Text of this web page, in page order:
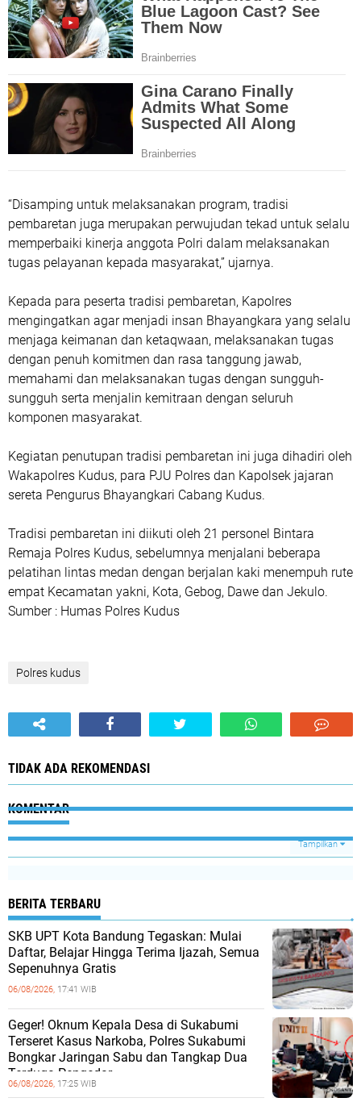
“Disamping untuk melaksanakan program, tradisi
pembaretan juga merupakan perwujudan tekad untuk selalu
memperbaiki kinerja anggota Polri dalam melaksanakan
tugas pelayanan kepada masyarakat,” ujarnya.
Kepada para peserta tradisi pembaretan, Kapolres
mengingatkan agar menjadi insan Bhayangkara yang selalu
menjaga keimanan dan ketaqwaan, melaksanakan tugas
dengan penuh komitmen dan rasa tanggung jawab,
memahami dan melaksanakan tugas dengan sungguh-
sungguh serta menjalin kemitraan dengan seluruh
komponen masyarakat.
Kegiatan penutupan tradisi pembaretan ini juga dihadiri oleh
Wakapolres Kudus, para PJU Polres dan Kapolsek jajaran
sereta Pengurus Bhayangkari Cabang Kudus.
Tradisi pembaretan ini diikuti oleh 21 personel Bintara
Remaja Polres Kudus, sebelumnya menjalani beberapa
pelatihan lintas medan dengan berjalan kaki menempuh rute
empat Kecamatan yakni, Kota, Gebog, Dawe dan Jekulo.
Sumber : Humas Polres Kudus
Polres kudus
TIDAK ADA REKOMENDASI
KOMENTAR
Tampilkan
BERITA TERBARU
SKB UPT Kota Bandung Tegaskan: Mulai
Daftar, Belajar Hingga Terima Ijazah, Semua
Sepenuhnya Gratis
06/08/2026, 17:41 WIB
Geger! Oknum Kepala Desa di Sukabumi
Terseret Kasus Narkoba, Polres Sukabumi
Bongkar Jaringan Sabu dan Tangkap Dua
Terduga Pengedar
06/08/2026, 17:25 WIB